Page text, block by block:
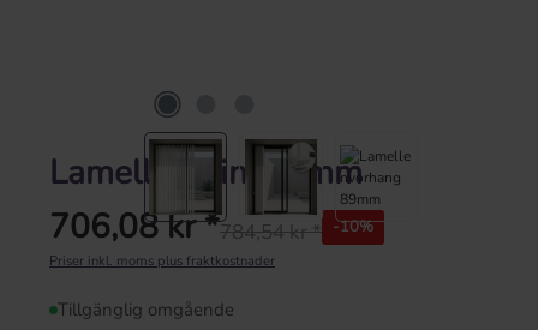
Lamellgardin 89 mm
Ordinarie pris:
706,08 kr *784,54 kr * -10%
Priser inkl. moms plus fraktkostnader
Tillgänglig omgående